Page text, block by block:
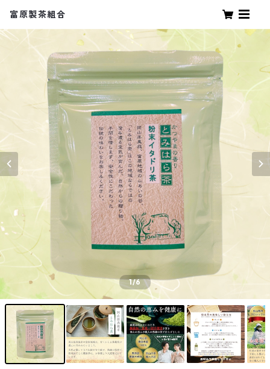
富原製茶組合
1/6